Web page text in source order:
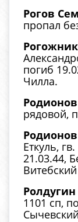
Рогов
пропал
погиб
Чилла.
рядовой,
Еткуль,
21.03.44,
1101 сп,